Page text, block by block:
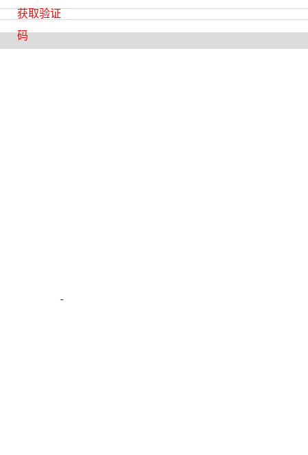
获取验证
码